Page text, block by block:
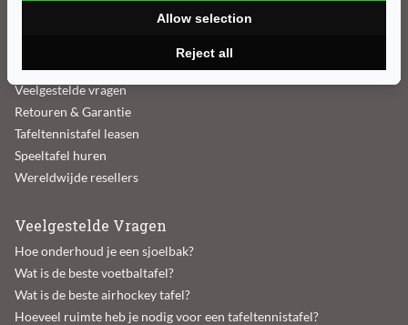
Betaalgegevens
Veelgestelde vragen
Retouren & Garantie
Tafeltennistafel leasen
Speeltafel huren
Wereldwijde resellers
Veelgestelde Vragen
Hoe onderhoud je een sjoelbak?
Wat is de beste voetbaltafel?
Wat is de beste airhockey tafel?
Hoeveel ruimte heb je nodig voor een tafeltennistafel?
Reject all
Allow selection